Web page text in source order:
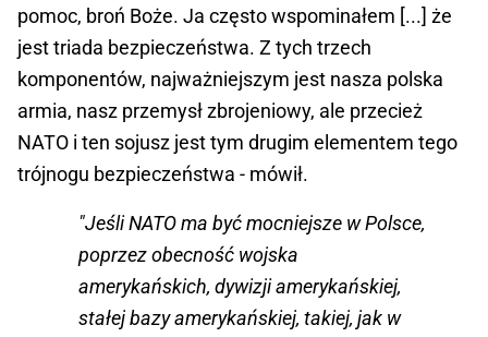
pomoc, broń Boże. Ja często wspominałem [...] że
jest triada bezpieczeństwa. Z tych trzech
komponentów, najważniejszym jest nasza polska
armia, nasz przemysł zbrojeniowy, ale przecież
NATO i ten sojusz jest tym drugim elementem tego
trójnogu bezpieczeństwa - mówił.
"Jeśli NATO ma być mocniejsze w Polsce,
poprzez obecność wojska
amerykańskich, dywizji amerykańskiej,
stałej bazy amerykańskiej, takiej, jak w